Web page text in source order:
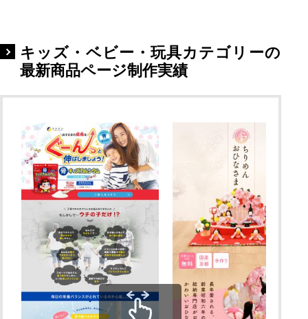
キッズ・ベビー・玩具カテゴリーの
最新商品ページ制作実績